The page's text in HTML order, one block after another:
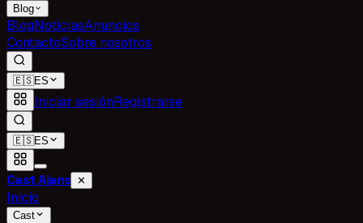
Blog
BlogNoticiasAnuncios
ContactoSobre nosotros
🇪🇸ES
Iniciar sesiónRegistrarse
🇪🇸ES
Cast Ajans ✕
Inicio
Cast